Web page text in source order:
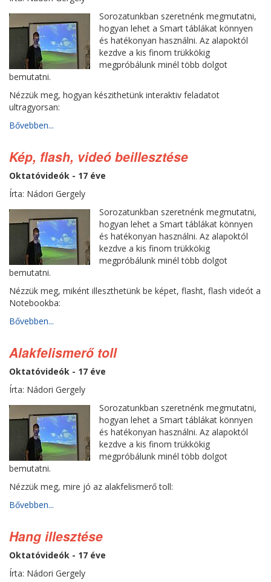
Sorozatunkban szeretnénk megmutatni,
hogyan lehet a Smart táblákat könnyen
és hatékonyan használni. Az alapoktól
kezdve a kis finom trükkökig
megpróbálunk minél több dolgot
bemutatni.
Nézzük meg, hogyan készithetünk interaktiv feladatot
ultragyorsan:
Bővebben...
Kép, flash, videó beillesztése
Oktatóvideók - 17 éve
Írta: Nádori Gergely
Sorozatunkban szeretnénk megmutatni,
hogyan lehet a Smart táblákat könnyen
és hatékonyan használni. Az alapoktól
kezdve a kis finom trükkökig
megpróbálunk minél több dolgot
bemutatni.
Nézzük meg, miként illeszthetünk be képet, flasht, flash videót a
Notebookba:
Bővebben...
Alakfelismerő toll
Oktatóvideók - 17 éve
Írta: Nádori Gergely
Sorozatunkban szeretnénk megmutatni,
hogyan lehet a Smart táblákat könnyen
és hatékonyan használni. Az alapoktól
kezdve a kis finom trükkökig
megpróbálunk minél több dolgot
bemutatni.
Nézzük meg, mire jó az alakfelismerő toll:
Bővebben...
Hang illesztése
Oktatóvideók - 17 éve
Írta: Nádori Gergely